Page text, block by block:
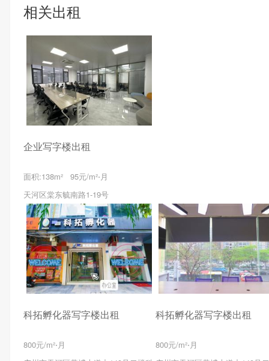
相关出租
企业写字楼出租
面积:138m² 95元/m²⋅月
天河区棠东毓南路1-19号
科拓孵化器写字楼出租
800元/m²⋅月
科拓孵化器写字楼出租
800元/m²⋅月